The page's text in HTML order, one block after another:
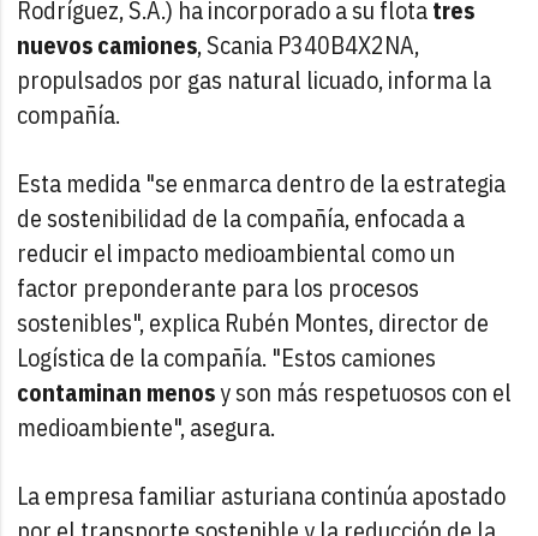
Rodríguez, S.A.) ha incorporado a su flotatres
nuevos camiones, Scania P340B4X2NA,
propulsados por gas natural licuado, informa la
compañía.
Esta medida "se enmarca dentro de la estrategia
de sostenibilidad de la compañía, enfocada a
reducir el impacto medioambiental como un
factor preponderante para los procesos
sostenibles", explica Rubén Montes, director de
Logística de la compañía. "Estos camiones
contaminan menosy son más respetuosos con el
medioambiente", asegura.
La empresa familiar asturiana continúa apostado